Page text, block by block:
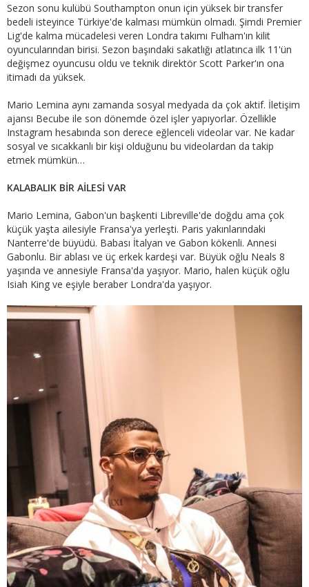
Sezon sonu kulübü Southampton onun için yüksek bir transfer
bedeli isteyince Türkiye'de kalması mümkün olmadı. Şimdi Premier
Lig'de kalma mücadelesi veren Londra takımı Fulham'ın kilit
oyuncularından birisi. Sezon başındaki sakatlığı atlatınca ilk 11'ün
değişmez oyuncusu oldu ve teknik direktör Scott Parker'ın ona
itimadı da yüksek.
Mario Lemina aynı zamanda sosyal medyada da çok aktif. İletişim
ajansı Becube ile son dönemde özel işler yapıyorlar. Özellikle
Instagram hesabında son derece eğlenceli videolar var. Ne kadar
sosyal ve sıcakkanlı bir kişi olduğunu bu videolardan da takip
etmek mümkün…
KALABALIK BİR AİLESİ VAR
Mario Lemina, Gabon'un başkenti Libreville'de doğdu ama çok
küçük yaşta ailesiyle Fransa'ya yerleşti. Paris yakınlarındaki
Nanterre'de büyüdü. Babası İtalyan ve Gabon kökenli. Annesi
Gabonlu. Bir ablası ve üç erkek kardeşi var. Büyük oğlu Neals 8
yaşında ve annesiyle Fransa'da yaşıyor. Mario, halen küçük oğlu
Isiah King ve eşiyle beraber Londra'da yaşıyor.